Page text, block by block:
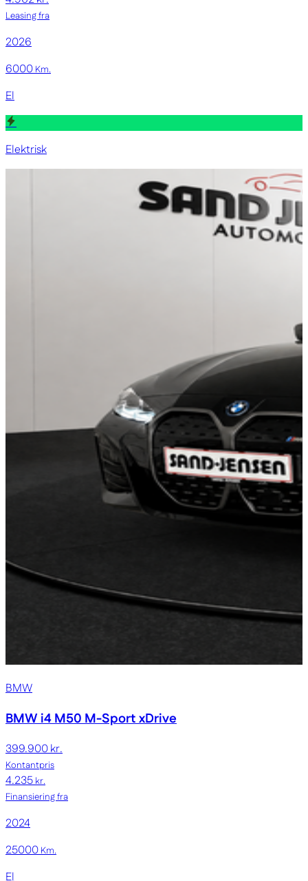
Leasing fra
2026
6000Km.
El
Elektrisk
BMW
BMW i4M50 M-Sport xDrive
399.900 kr.
Kontantpris
4.235kr.
Finansiering fra
2024
25000 Km.
El